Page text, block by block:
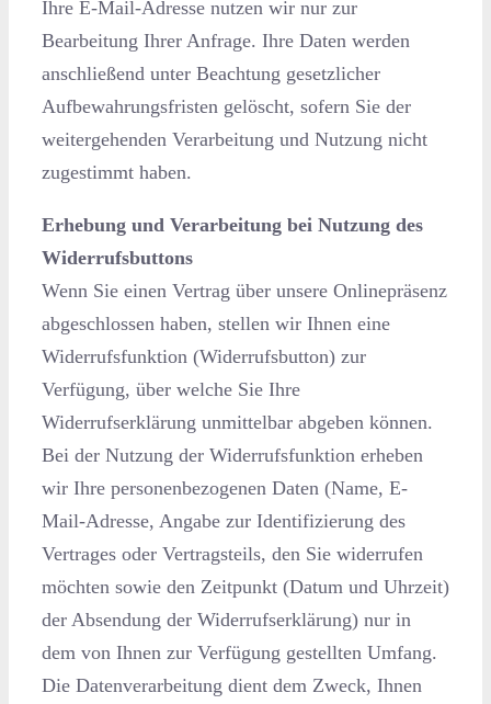
Ihre E-Mail-Adresse nutzen wir nur zur
Bearbeitung Ihrer Anfrage. Ihre Daten werden
anschließend unter Beachtung gesetzlicher
Aufbewahrungsfristen gelöscht, sofern Sie der
weitergehenden Verarbeitung und Nutzung nicht
zugestimmt haben.
Erhebung und Verarbeitung bei Nutzung des
Widerrufsbuttons
Wenn Sie einen Vertrag über unsere Onlinepräsenz
abgeschlossen haben, stellen wir Ihnen eine
Widerrufsfunktion (Widerrufsbutton) zur
Verfügung, über welche Sie Ihre
Widerrufserklärung unmittelbar abgeben können.
Bei der Nutzung der Widerrufsfunktion erheben
wir Ihre personenbezogenen Daten (Name, E-
Mail-Adresse, Angabe zur Identifizierung des
Vertrages oder Vertragsteils, den Sie widerrufen
möchten sowie den Zeitpunkt (Datum und Uhrzeit)
der Absendung der Widerrufserklärung) nur in
dem von Ihnen zur Verfügung gestellten Umfang.
Die Datenverarbeitung dient dem Zweck, Ihnen